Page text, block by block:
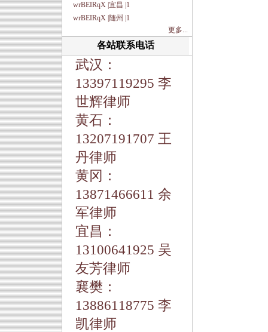
wrBEIRqX |宜昌 |1
wrBEIRqX |随州 |1
更多...
各站联系电话
武汉：
13397119295 李
世辉律师
黄石：
13207191707 王
丹律师
黄冈：
13871466611 余
军律师
宜昌：
13100641925 吴
友芳律师
襄樊：
13886118775 李
凯律师